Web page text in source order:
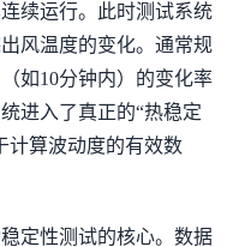
续运行。此时测试系统
风温度的变化。通常规
如10分钟内）的变化率
进入了真正的“热稳定
计算波动度的有效数
定性测试的核心。数据